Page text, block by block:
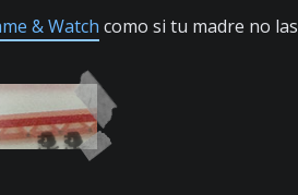
& Watch como si tu madre no las